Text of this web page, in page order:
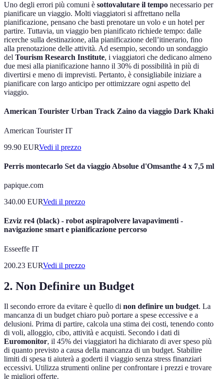
Uno degli errori più comuni è sottovalutare il tempo necessario per
pianificare un viaggio. Molti viaggiatori si affrettano nella
pianificazione, pensano che basti prenotare un volo e un hotel per
partire. Tuttavia, un viaggio ben pianificato richiede tempo: dalle
ricerche sulla destinazione, alla pianificazione dell’itinerario, fino
alla prenotazione delle attività. Ad esempio, secondo un sondaggio
del Tourism Research Institute, i viaggiatori che dedicano almeno
due mesi alla pianificazione hanno il 30% di possibilità in più di
divertirsi e meno di imprevisti. Pertanto, è consigliabile iniziare a
pianificare con largo anticipo per ottimizzare ogni aspetto del
viaggio.
American Tourister Urban Track Zaino da viaggio Dark Khaki
American Tourister IT
99.90 EURVedi il prezzo
Perris montecarlo Set da viaggio Absolue d'Omsanthe 4 x 7,5 ml
papique.com
340.00 EURVedi il prezzo
Ezviz re4 (black) - robot aspirapolvere lavapavimenti -
navigazione smart e pianificazione percorso
Esseeffe IT
200.23 EURVedi il prezzo
2. Non Definire un Budget
Il secondo errore da evitare è quello di non definire un budget. La
mancanza di un budget chiaro può portare a spese eccessive e a
delusioni. Prima di partire, calcola una stima dei costi, tenendo conto
di voli, alloggio, cibo, attività e acquisti. Secondo i dati di
Euromonitor, il 45% dei viaggiatori ha dichiarato di aver speso più
di quanto previsto a causa della mancanza di un budget. Stabilire
limiti di spesa ti aiuterà a goderti il viaggio senza stress finanziari
eccessivi. Utilizza strumenti online per confrontare i prezzi e trovare
le migliori offerte.